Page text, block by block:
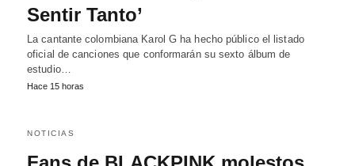
Sentir Tanto’
La cantante colombiana Karol G ha hecho público el listado
oficial de canciones que conformarán su sexto álbum de
estudio…
Hace 15 horas
NOTICIAS